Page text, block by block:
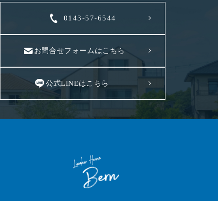
0143-57-6544
お問合せフォームはこちら
公式LINEはこちら